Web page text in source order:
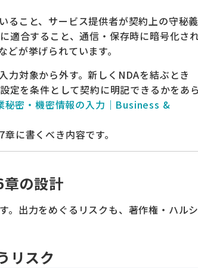
ること、サービス提供者が契約上の守秘
適合すること、通信・保存時に暗号化さ
が挙げられています。
力対象から外す。新しくNDAを結ぶとき
定を条件として契約に明記できるかをあ
秘密・機密情報の入力｜Business &
に書くべき内容です。
の設計
。出力をめぐるリスクも、著作権・ハル
リスク